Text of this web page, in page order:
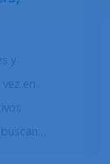
y
en